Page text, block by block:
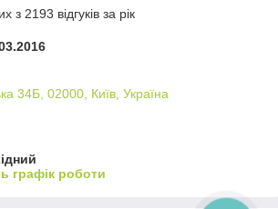
з 2193 відгуків за рік
34Б, 02000, Київ, Україна
графік роботи